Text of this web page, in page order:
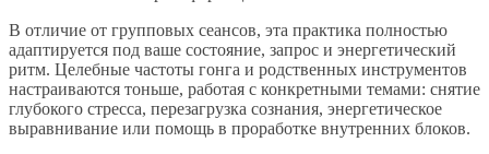
В отличие от групповых сеансов, эта практика полностью
адаптируется под ваше состояние, запрос и энергетический
ритм. Целебные частоты гонга и родственных инструментов
настраиваются тоньше, работая с конкретными темами: снятие
глубокого стресса, перезагрузка сознания, энергетическое
выравнивание или помощь в проработке внутренних блоков.